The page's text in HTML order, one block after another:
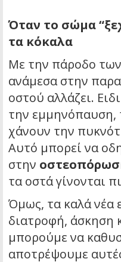
Όταν το σώμα
τα κόκαλα
Με την πάροδο
ανάμεσα στην
οστού αλλάζει.
την εμμηνόπαυση,
χάνουν την
Αυτό μπορεί να
στην
τα οστά γίνονται
Όμως, τα καλά νέα
διατροφή, άσκηση
μπορούμε να
αποτρέψουμε